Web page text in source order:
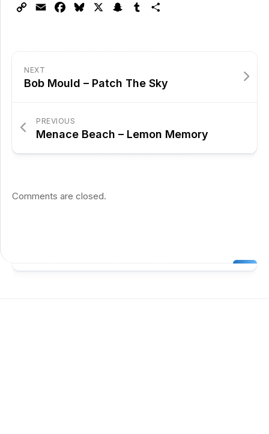
Copy Email FacebookBluesky Snapchat
Tumblr
NEXT
Bob Mould – Patch The Sky
PREVIOUS
Menace Beach – Lemon Memory
Comments are closed.